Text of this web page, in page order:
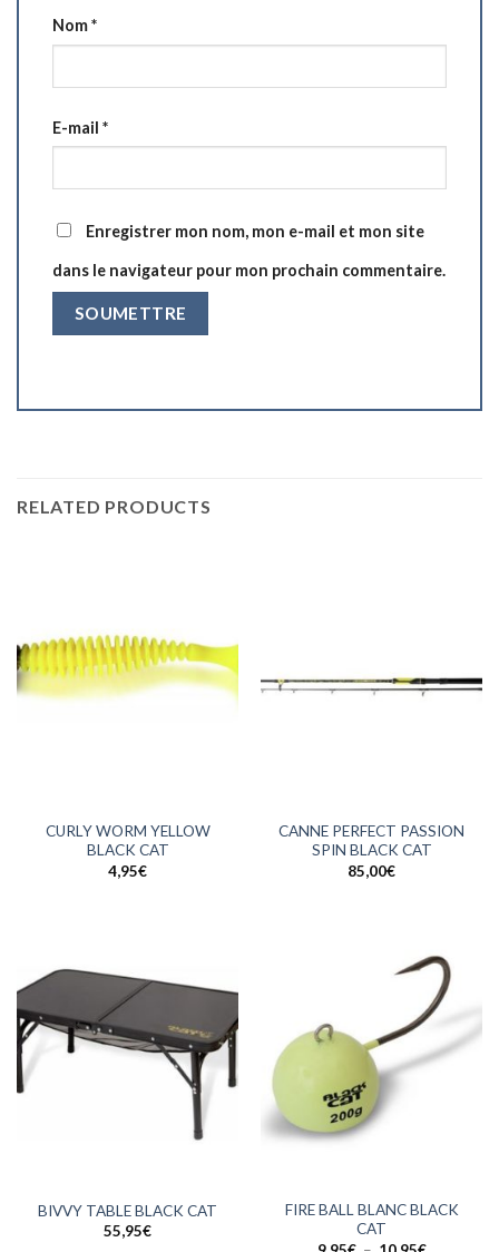
Nom*
E-mail *
Enregistrer mon nom, mon e-mail et mon site
dans le navigateur pour mon prochain commentaire.
RELATED PRODUCTS
CURLY WORM YELLOW
BLACK CAT
4,95€
CANNE PERFECT PASSION
SPIN BLACK CAT
85,00€
BIVVY TABLE BLACK CAT
55,95€
FIRE BALL BLANC BLACK
CAT